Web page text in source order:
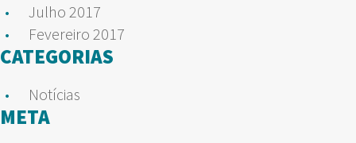
Julho 2017
Fevereiro 2017
CATEGORIAS
Notícias
META